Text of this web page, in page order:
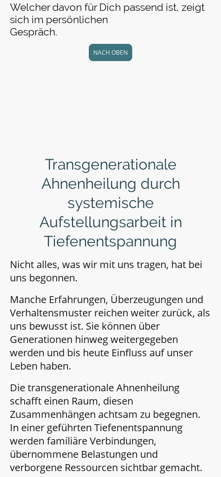
Welcher davon für Dich passend ist, zeigt
sich im persönlichen
Gespräch.
NACH OBEN
Transgenerationale
Ahnenheilung durch
systemische
Aufstellungsarbeit in
Tiefenentspannung
Nicht alles, was wir mit uns tragen, hat bei
uns begonnen.
Manche Erfahrungen, Überzeugungen und
Verhaltensmuster reichen weiter zurück, als
uns bewusst ist. Sie können über
Generationen hinweg weitergegeben
werden und bis heute Einfluss auf unser
Leben haben.
Die transgenerationale Ahnenheilung
schafft einen Raum, diesen
Zusammenhängen achtsam zu begegnen.
In einer geführten Tiefenentspannung
werden familiäre Verbindungen,
übernommene Belastungen und
verborgene Ressourcen sichtbar gemacht.